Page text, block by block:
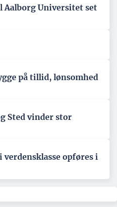
Universitet set
på tillid, lønsomhed
Sted vinder stor
opføres i